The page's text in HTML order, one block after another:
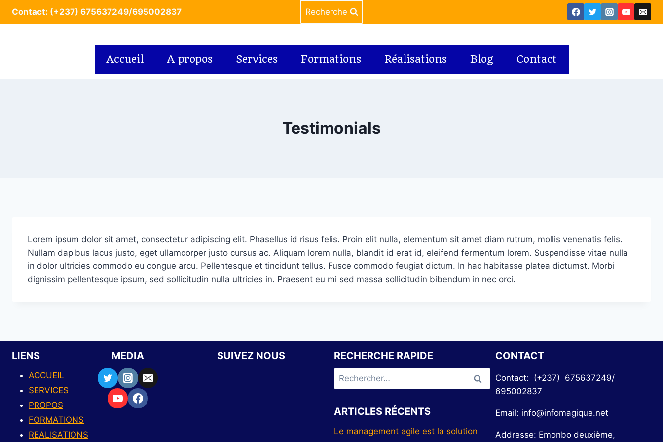
Contact: (+237) 675637249/695002837 Recherche
Accueil A propos Services Formations Réalisations Blog Contact
Testimonials
Lorem ipsum dolor sit amet, consectetur adipiscing elit. Phasellus id risus felis. Proin elit nulla, elementum sit amet diam rutrum, mollis venenatis felis.
Nullam dapibus lacus justo, eget ullamcorper justo cursus ac. Aliquam lorem nulla, blandit id erat id, eleifend fermentum lorem. Suspendisse vitae nulla
in dolor ultricies commodo eu congue arcu. Pellentesque et tincidunt tellus. Fusce commodo feugiat dictum. In hac habitasse platea dictumst. Morbi
dignissim pellentesque ipsum, sed sollicitudin nulla ultricies in. Praesent eu mi sed massa sollicitudin bibendum in nec orci.
LIENS
ACCUEIL
SERVICES
PROPOS
FORMATIONS
REALISATIONS
MEDIA SUIVEZ NOUS RECHERCHE RAPIDE
ARTICLES RÉCENTS
Le management agile est la solution
CONTACT
Contact: (+237) 675637249/
695002837
Email: info@infomagique.net
Addresse: Emonbo deuxième,